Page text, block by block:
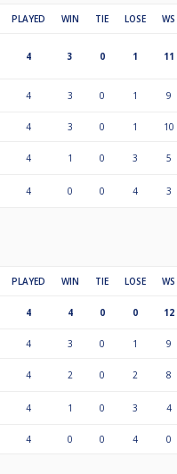
PLAYED WIN TIE LOSE WS
4 3 0 1 11
4 3 0 1 9
4 3 0 1 10
4 1 0 3 5
4 0 0 4 3
PLAYED WIN TIE LOSE WS
4 4 0 0 12
4 3 0 1 9
4 2 0 2 8
4 1 0 3 4
4 0 0 4 0